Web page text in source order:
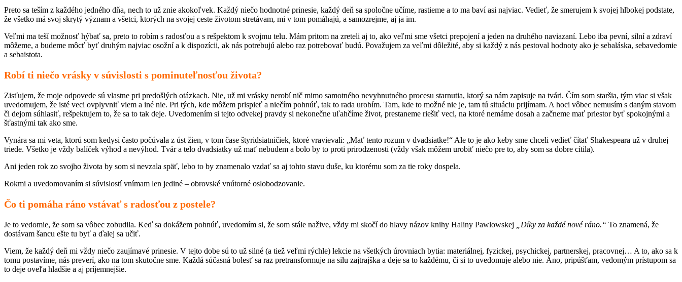
Preto sa teším z každého jedného dňa, nech to už znie akokoľvek. Každý niečo hodnotné prinesie, každý deň sa spoločne učíme, rastieme a to ma baví asi najviac. Vedieť, že smerujem k svojej hlbokej podstate,
že všetko má svoj skrytý význam a všetci, ktorých na svojej ceste životom stretávam, mi v tom pomáhajú, a samozrejme, aj ja im.
Veľmi ma teší možnosť hýbať sa, preto to robím s radosťou a s rešpektom k svojmu telu. Mám pritom na zreteli aj to, ako veľmi sme všetci prepojení a jeden na druhého naviazaní. Lebo iba pevní, silní a zdraví
môžeme, a budeme môcť byť druhým najviac osožní a k dispozícii, ak nás potrebujú alebo raz potrebovať budú. Považujem za veľmi dôležité, aby si každý z nás pestoval hodnoty ako je sebaláska, sebavedomie
a sebaistota.
Robí ti niečo vrásky v súvislosti s pominuteľnosťou života?
Zisťujem, že moje odpovede sú vlastne pri predošlých otázkach. Nie, už mi vrásky nerobí nič mimo samotného nevyhnutného procesu starnutia, ktorý sa nám zapisuje na tvári. Čím som staršia, tým viac si však
uvedomujem, že isté veci ovplyvniť viem a iné nie. Pri tých, kde môžem prispieť a niečím pohnúť, tak to rada urobím. Tam, kde to možné nie je, tam tú situáciu prijímam. A hoci vôbec nemusím s daným stavom
či dejom súhlasiť, rešpektujem to, že sa to tak deje. Uvedomením si tejto odvekej pravdy si nekonečne uľahčíme život, prestaneme riešiť veci, na ktoré nemáme dosah a začneme mať priestor byť spokojnými a
šťastnými tak ako sme.
Vynára sa mi veta, ktorú som kedysi často počúvala z úst žien, v tom čase štyridsiatničiek, ktoré vravievali: „Mať tento rozum v dvadsiatke!“ Ale to je ako keby sme chceli vedieť čítať Shakespeara už v druhej
triede. Všetko je vždy balíček výhod a nevýhod. Tvár a telo dvadsiatky už mať nebudem a bolo by to proti prirodzenosti (vždy však môžem urobiť niečo pre to, aby som sa dobre cítila).
Ani jeden rok zo svojho života by som si nevzala späť, lebo to by znamenalo vzdať sa aj tohto stavu duše, ku ktorému som za tie roky dospela.
Rokmi a uvedomovaním si súvislostí vnímam len jediné – obrovské vnútorné oslobodzovanie.
Čo ti pomáha ráno vstávať s radosťou z postele?
Je to vedomie, že som sa vôbec zobudila. Keď sa dokážem pohnúť, uvedomím si, že som stále nažive, vždy mi skočí do hlavy názov knihy Haliny Pawlowskej „Díky za každé nové ráno.“ To znamená, že
dostávam šancu ešte tu byť a ďalej sa učiť.
Viem, že každý deň mi vždy niečo zaujímavé prinesie. V tejto dobe sú to už silné (a tiež veľmi rýchle) lekcie na všetkých úrovniach bytia: materiálnej, fyzickej, psychickej, partnerskej, pracovnej… A to, ako sa k
tomu postavíme, nás preverí, ako na tom skutočne sme. Každá súčasná bolesť sa raz pretransformuje na silu zajtrajška a deje sa to každému, či si to uvedomuje alebo nie. Áno, pripúšťam, vedomým prístupom sa
to deje oveľa hladšie a aj príjemnejšie.